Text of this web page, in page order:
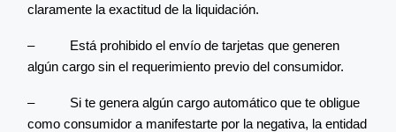
claramente la exactitud de la liquidación.
– Está prohibido el envío de tarjetas que generen
algún cargo sin el requerimiento previo del consumidor.
– Si te genera algún cargo automático que te obligue
como consumidor a manifestarte por la negativa, la entidad